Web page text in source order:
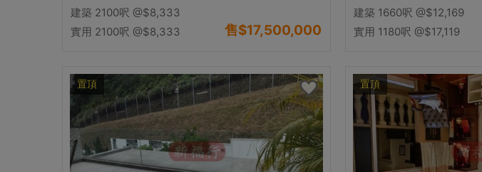
建築 2100呎 @$8,333
實用 2100呎 @$8,333 售$17,500,000
建築 1660呎 @$12,169
實用 1180呎 @$17,119
置頂 置頂